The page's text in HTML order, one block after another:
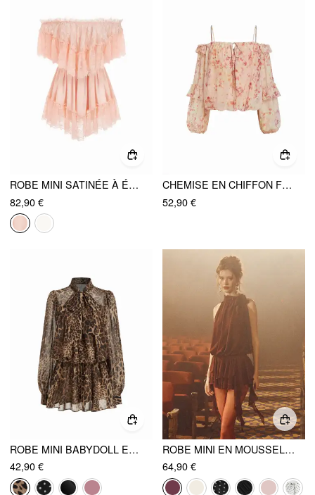
ROBE MINI SATINÉE À ÉPAULES DÉNUDÉES, DENTELLE ET VOLANTS, CEINTURÉE
82,90 €
CHEMISE EN CHIFFON FLORAL À ÉPAULES DÉCOUVERTES, MANCHES BOUFFANTES ET VOLANTS, TAILLE GÉNÉRATE
52,90 €
ROBE MINI BABYDOLL EN CHIFFON À MOTIF LÉOPARD, COL MONTANT ET VOLANTS, TAILLE SURDIMENSIONNÉE
42,90 €
ROBE MINI EN MOUSSELINE À COL BÉNITIER FRONCÉE ET VOLANTÉE
64,90 €